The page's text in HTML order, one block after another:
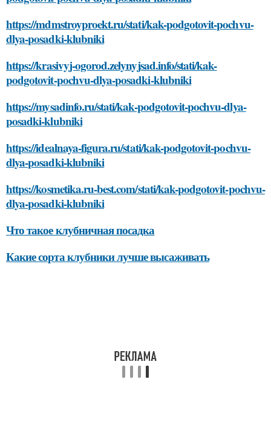
https://mdmstroyproekt.ru/stati/kak-podgotovit-pochvu-
dlya-posadki-klubniki
https://krasivyj-ogorod.zelynyjsad.info/stati/kak-
podgotovit-pochvu-dlya-posadki-klubniki
https://mysadinfo.ru/stati/kak-podgotovit-pochvu-dlya-
posadki-klubniki
https://idealnaya-figura.ru/stati/kak-podgotovit-pochvu-
dlya-posadki-klubniki
https://kosmetika.ru-best.com/stati/kak-podgotovit-pochvu-
dlya-posadki-klubniki
Что такое клубничная посадка
Какие сорта клубники лучше высаживать